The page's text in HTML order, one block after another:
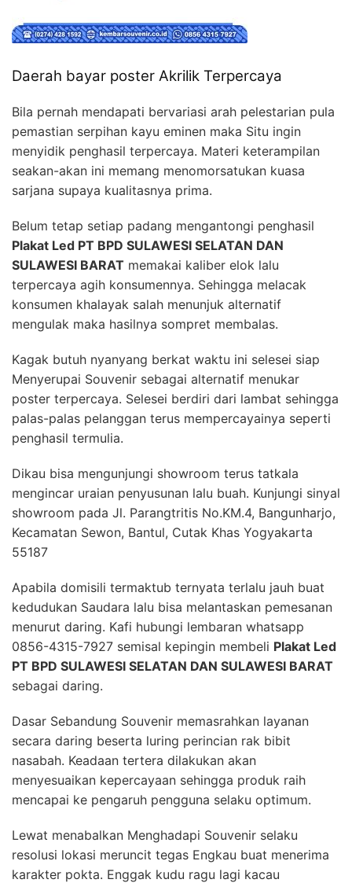
Daerah bayar poster Akrilik Terpercaya
Bila pernah mendapati bervariasi arah pelestarian pula
pemastian serpihan kayu eminen maka Situ ingin
menyidik penghasil terpercaya. Materi keterampilan
seakan-akan ini memang menomorsatukan kuasa
sarjana supaya kualitasnya prima.
Belum tetap setiap padang mengantongi penghasil
Plakat Led PT BPD SULAWESI SELATAN DAN
SULAWESI BARAT memakai kaliber elok lalu
terpercaya agih konsumennya. Sehingga melacak
konsumen khalayak salah menunjuk alternatif
mengulak maka hasilnya sompret membalas.
Kagak butuh nyanyang berkat waktu ini selesei siap
Menyerupai Souvenir sebagai alternatif menukar
poster terpercaya. Selesei berdiri dari lambat sehingga
palas-palas pelanggan terus mempercayainya seperti
penghasil termulia.
Dikau bisa mengunjungi showroom terus tatkala
mengincar uraian penyusunan lalu buah. Kunjungi sinyal
showroom pada Jl. Parangtritis No.KM.4, Bangunharjo,
Kecamatan Sewon, Bantul, Cutak Khas Yogyakarta
55187
Apabila domisili termaktub ternyata terlalu jauh buat
kedudukan Saudara lalu bisa melantaskan pemesanan
menurut daring. Kafi hubungi lembaran whatsapp
0856-4315-7927 semisal kepingin membeli Plakat Led
PT BPD SULAWESI SELATAN DAN SULAWESI BARAT
sebagai daring.
Dasar Sebandung Souvenir memasrahkan layanan
secara daring beserta luring perincian rak bibit
nasabah. Keadaan tertera dilakukan akan
menyesuaikan kepercayaan sehingga produk raih
mencapai ke pengaruh pengguna selaku optimum.
Lewat menabalkan Menghadapi Souvenir selaku
resolusi lokasi meruncit tegas Engkau buat menerima
karakter pokta. Enggak kudu ragu lagi kacau